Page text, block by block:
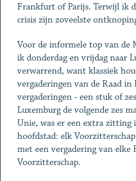
Frankfurt of Parijs. Terwijl ik
crisis zijn zoveelste
Voor de informele top van
ik donderdag en vrijdag naar
verwarrend, want klassiek
vergaderingen van de Raad in
vergaderingen - een stuk of
Luxemburg de volgende zes
Unie, was er een extra zitting
hoofdstad: elk
met een vergadering van elke
Voorzitterschap.